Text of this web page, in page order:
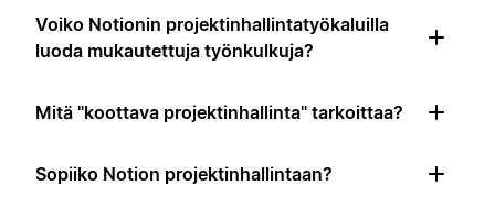
Voiko Notionin projektinhallintatyökaluilla
luoda mukautettuja työnkulkuja?
Mitä "koottava projektinhallinta" tarkoittaa?
Sopiiko Notion projektinhallintaan?